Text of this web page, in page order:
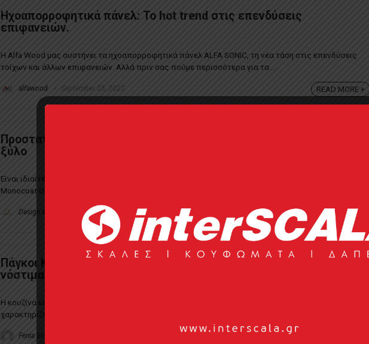
Ηχοαπορροφητικά πάνελ: Το hot trend στις επενδύσεις
επιφανειών.
Η Alfa Wood μας συστήνει τα ηχοαπορροφητικά πάνελ ALFA SONIC, τη νέα τάση στις επενδύσεις
τοίχων και άλλων επιφανειών. Αλλά πριν σας πούμε περισσότερα για τα ...
alfawood September 25, 2023 READ MORE +
Προστατευτικά λάδια ξύλου: Πώς προστατεύουμε το πολύτιμο
ξύλο
Είναι ιδιαίτερα σημαντικό να γνωρίζετε τις ιδιότητες για τα προστατευτικά λάδια ξύλου Rubio
Monocoat Oil. Το ξύλο είναι ένα υλικό-θησαυρός. Φυσικό, ...
Design Motivators December 28, 2023 READ MORE +
Πάγκοι Κουζίνας: Μαγειρεύοντας με τα υλικά που υπόσχονται πιο…
νόστιμα αποτελέσματα
Η κουζίνα είναι το δωμάτιο-αρχηγείο για ένα σπίτι. Οι πάγκοι κουζίνας είναι αυτό που τη
χαρακτηρίζουν, που διαμορφώνουν το κατάλληλο περιβάλλον για να ...
Fenia Simou